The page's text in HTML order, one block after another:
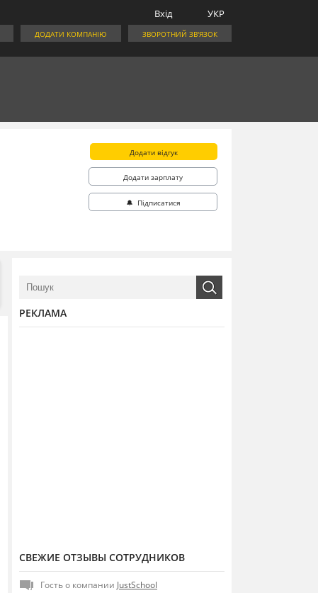
УКР
Вхід
ЗВОРОТНИЙ ЗВ'ЯЗОК
ДОДАТИ КОМПАНІЮ
Додати відгук
Додати зарплату
🔔 Підписатися
РЕКЛАМА
СВЕЖИЕ ОТЗЫВЫ СОТРУДНИКОВ
Гость о компании JustSchool